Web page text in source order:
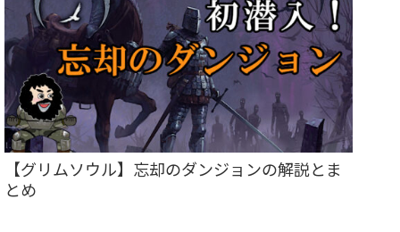
【グリムソウル】忘却のダンジョンの解説とま
とめ